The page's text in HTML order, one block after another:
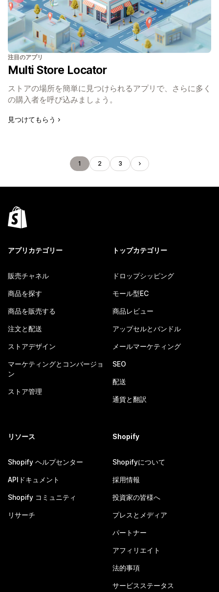
注目のアプリ
Multi Store Locator
ストアの場所を簡単に見つけられるアプリで、さらに多く
の購入者を呼び込みましょう。
見つけてもらう
1 2 3
アプリカテゴリー
販売チャネル
商品を探す
商品を販売する
注文と配送
ストアデザイン
マーケティングとコンバージョ
ン
ストア管理
トップカテゴリー
ドロップシッピング
モール型EC
商品レビュー
アップセルとバンドル
メールマーケティング
SEO
配送
通貨と翻訳
リソース
Shopify ヘルプセンター
APIドキュメント
Shopify コミュニティ
リサーチ
Shopify
Shopifyについて
採用情報
投資家の皆様へ
プレスとメディア
パートナー
アフィリエイト
法的事項
サービスステータス